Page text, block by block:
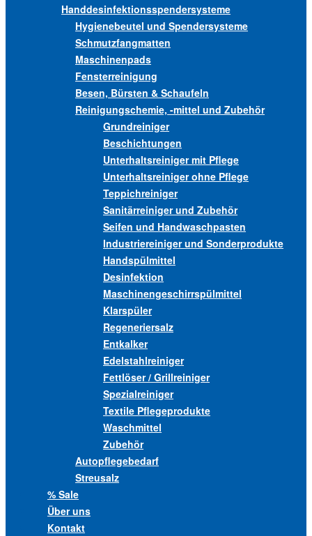
Handdesinfektionsspendersysteme
Hygienebeutel und Spendersysteme
Schmutzfangmatten
Maschinenpads
Fensterreinigung
Besen, Bürsten & Schaufeln
Reinigungschemie, -mittel und Zubehör
Grundreiniger
Beschichtungen
Unterhaltsreiniger mit Pflege
Unterhaltsreiniger ohne Pflege
Teppichreiniger
Sanitärreiniger und Zubehör
Seifen und Handwaschpasten
Industriereiniger und Sonderprodukte
Handspülmittel
Desinfektion
Maschinengeschirrspülmittel
Klarspüler
Regeneriersalz
Entkalker
Edelstahlreiniger
Fettlöser / Grillreiniger
Spezialreiniger
Textile Pflegeprodukte
Waschmittel
Zubehör
Autopflegebedarf
Streusalz
% Sale
Über uns
Kontakt